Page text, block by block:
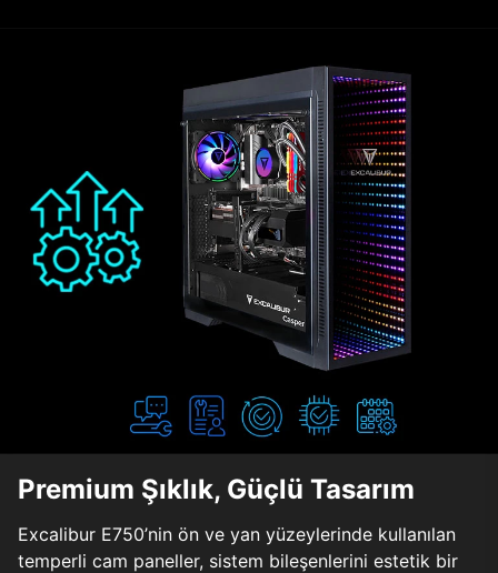
Premium Şıklık, Güçlü Tasarım
Excalibur E750’nin ön ve yan yüzeylerinde kullanılan
temperli cam paneller, sistem bileşenlerini estetik bir